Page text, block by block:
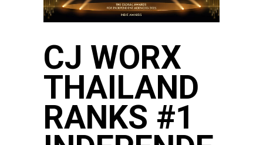
CJ WORX
THAILAND
RANKS #1